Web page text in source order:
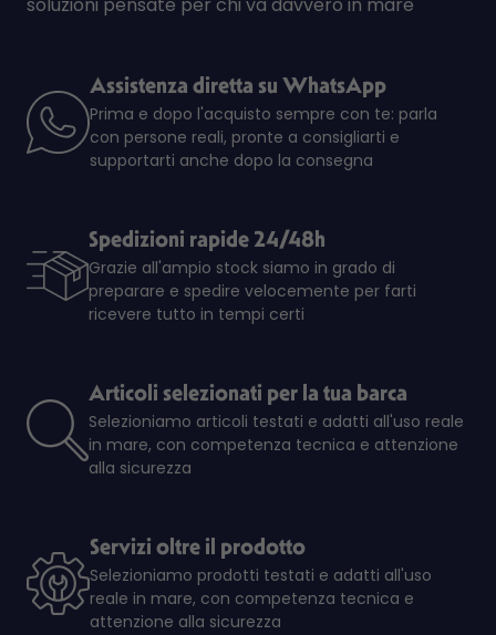
soluzioni pensate per chi va davvero in mare
Assistenza diretta su WhatsApp
Prima e dopo l'acquisto sempre con te: parla
con persone reali, pronte a consigliarti e
supportarti anche dopo la consegna
Spedizioni rapide 24/48h
Grazie all'ampio stock siamo in grado di
preparare e spedire velocemente per farti
ricevere tutto in tempi certi
Articoli selezionati per la tua barca
Selezioniamo articoli testati e adatti all'uso reale
in mare, con competenza tecnica e attenzione
alla sicurezza
Servizi oltre il prodotto
Selezioniamo prodotti testati e adatti all'uso
reale in mare, con competenza tecnica e
attenzione alla sicurezza